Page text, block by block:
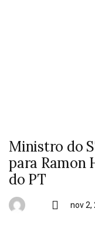
Ministro do
para Ramon
do PT
nov 2,